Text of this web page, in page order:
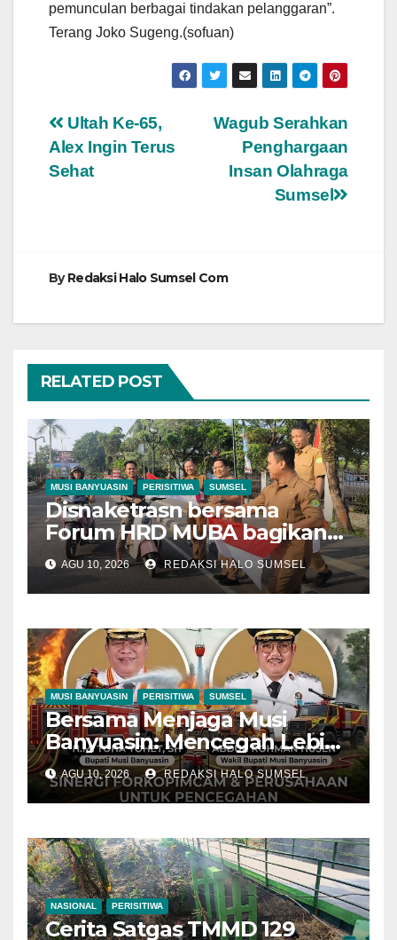
pemunculan berbagai tindakan pelanggaran”.
Terang Joko Sugeng.(sofuan)
Navigasi
pos
Wagub Serahkan
Penghargaan
Insan Olahraga
Sumsel
Ultah Ke-65,
Alex Ingin Terus
Sehat
ByRedaksi Halo Sumsel Com
RELATED POST
MUSI BANYUASIN PERISITIWA SUMSEL
Disnaketrasn bersama
Forum HRD MUBA bagikan
Bendera Merah Putih Untuk
Warga Muba
AGU 10, 2026 REDAKSI HALO SUMSEL
MUSI BANYUASIN PERISITIWA SUMSEL
Bersama Menjaga Musi
Banyuasin: Mencegah Lebih
Baik daripada Memadamkan
AGU 10, 2026 REDAKSI HALO SUMSEL
NASIONAL PERISITIWA
Cerita Satgas TMMD 129